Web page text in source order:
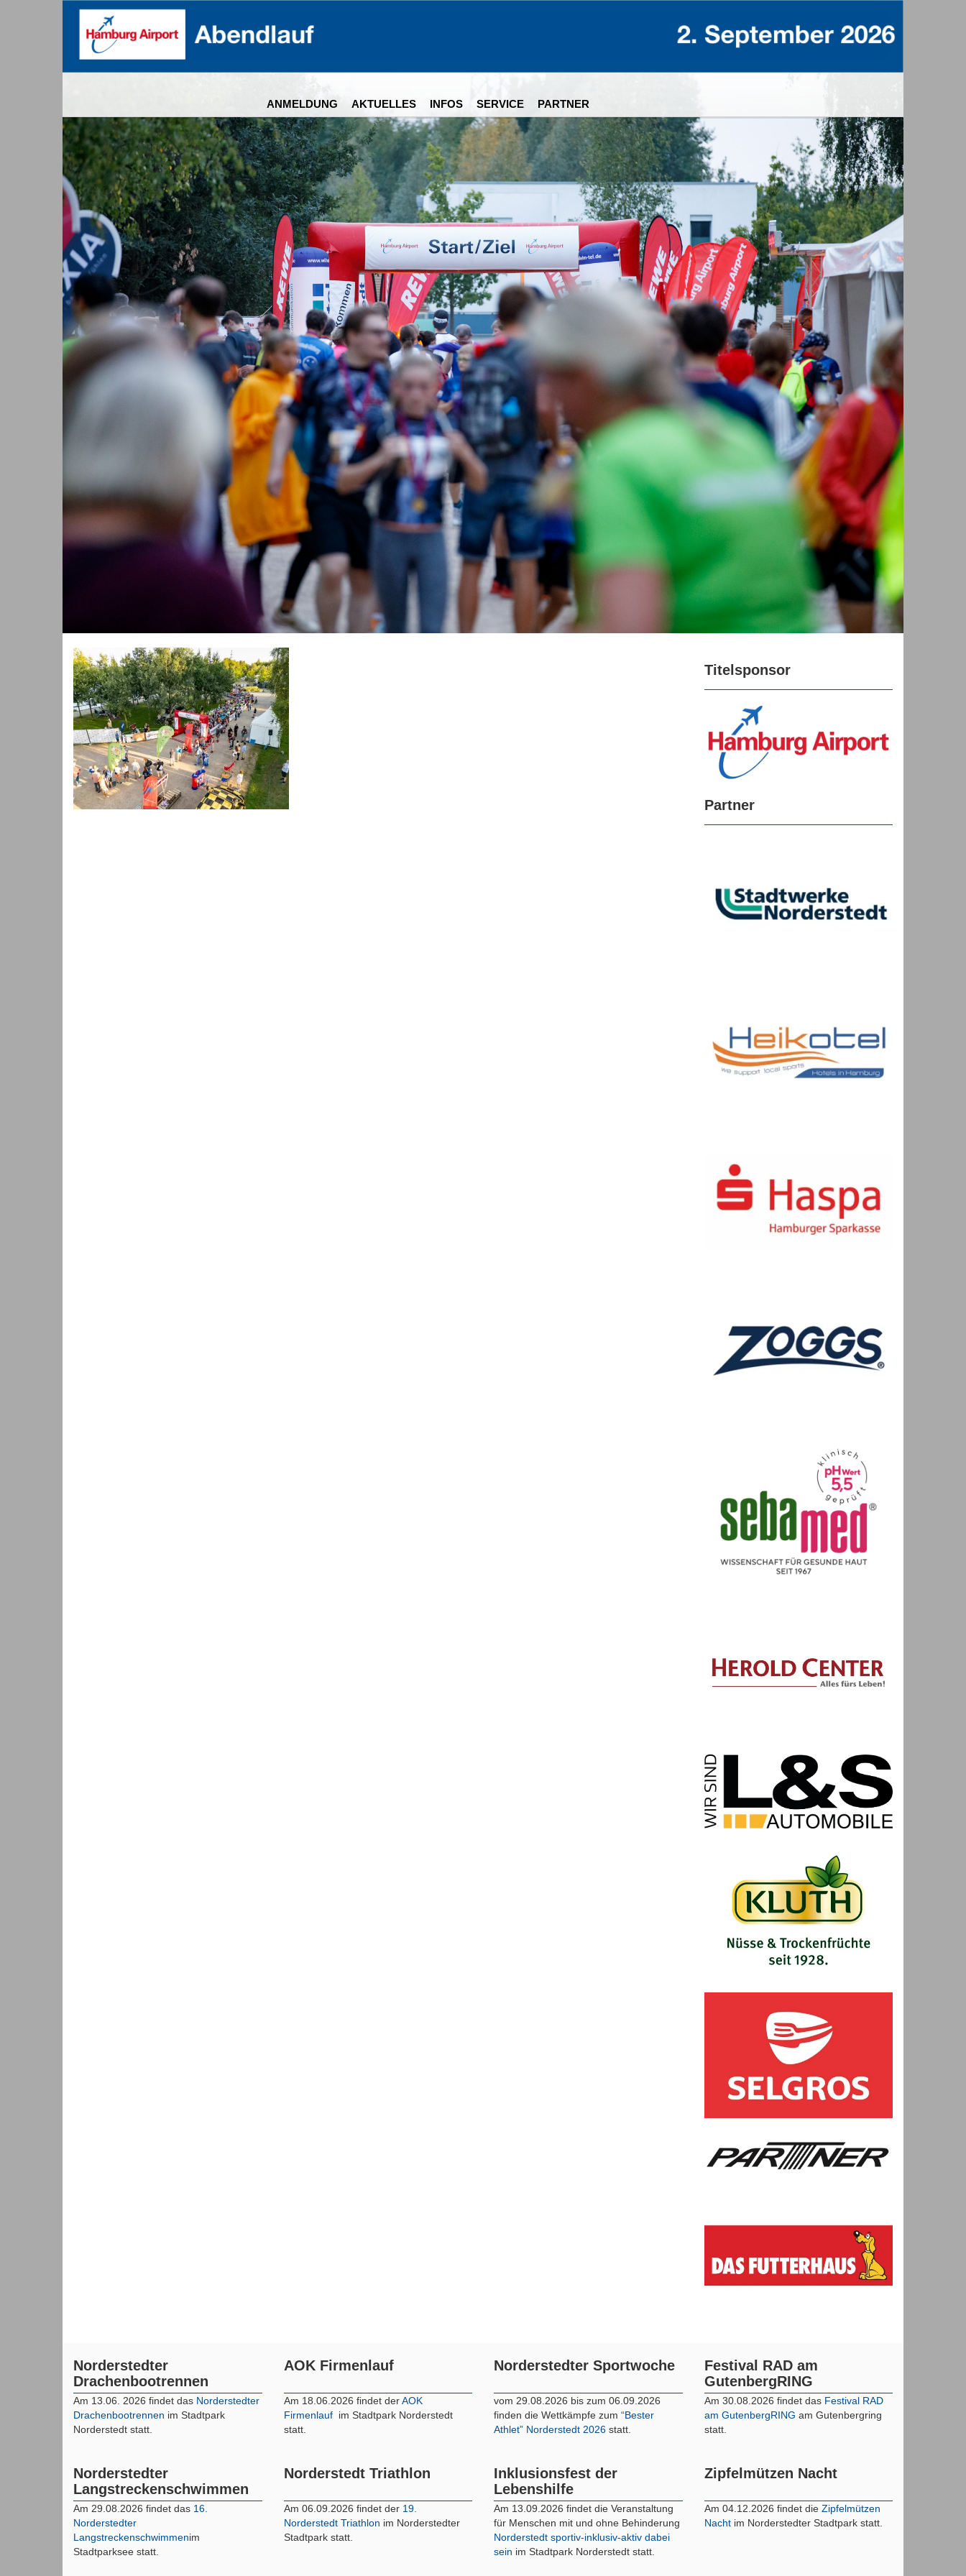
ANMELDUNG AKTUELLES INFOS SERVICE PARTNER
Titelsponsor
Partner
Norderstedter
Drachenbootrennen
Am 13.06. 2026 findet das Norderstedter
Drachenbootrennen im Stadtpark
Norderstedt statt.
AOK Firmenlauf
Am 18.06.2026 findet derAOK
Firmenlauf im Stadtpark Norderstedt
statt.
Norderstedter Sportwoche
vom 29.08.2026 bis zum 06.09.2026
finden die Wettkämpfe zum “Bester
Athlet” Norderstedt 2026 statt.
Festival RAD am
GutenbergRING
Am 30.08.2026 findet das Festival RAD
am GutenbergRING am Gutenbergring
statt.
Norderstedter
Langstreckenschwimmen
Am 29.08.2026 findet das 16.
Norderstedter
Langstreckenschwimmenim
Stadtparksee statt.
Norderstedt Triathlon
Am 06.09.2026 findet der 19.
Norderstedt Triathlon im Norderstedter
Stadtpark statt.
Inklusionsfest der
Lebenshilfe
Am 13.09.2026 findet die Veranstaltung
für Menschen mit und ohne Behinderung
Norderstedt sportiv-inklusiv-aktiv dabei
sein im Stadtpark Norderstedt statt.
Zipfelmützen Nacht
Am 04.12.2026 findet die Zipfelmützen
Nachtim Norderstedter Stadtpark statt.